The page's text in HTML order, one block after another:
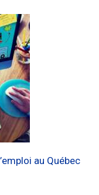
au Québec